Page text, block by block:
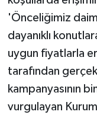
'Önceliğimiz
dayanıklı
uygun fiyatlarla
tarafından
kampanyasının
vurgulayan